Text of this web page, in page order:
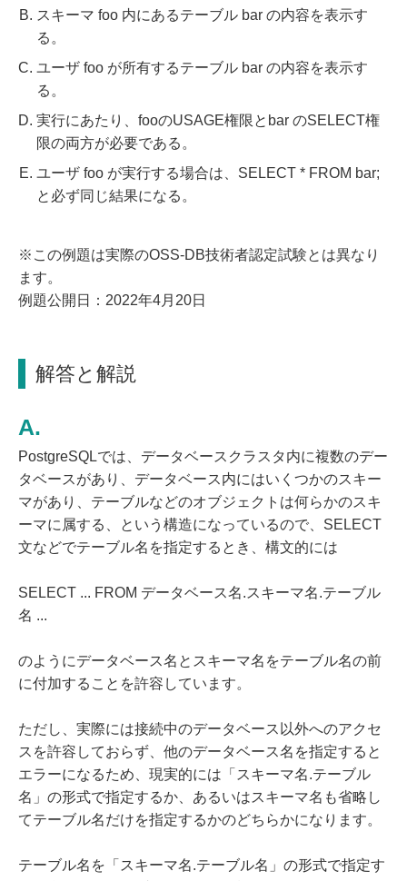
スキーマ foo 内にあるテーブル bar の内容を表示す
る。
ユーザ foo が所有するテーブル bar の内容を表示す
る。
実行にあたり、fooのUSAGE権限とbar のSELECT権
限の両方が必要である。
ユーザ foo が実行する場合は、SELECT * FROM bar;
と必ず同じ結果になる。
※この例題は実際のOSS-DB技術者認定試験とは異なり
ます。
例題公開日：2022年4月20日
解答と解説
PostgreSQLでは、データベースクラスタ内に複数のデー
タベースがあり、データベース内にはいくつかのスキー
マがあり、テーブルなどのオブジェクトは何らかのスキ
ーマに属する、という構造になっているので、SELECT
文などでテーブル名を指定するとき、構文的には
SELECT ... FROM データベース名.スキーマ名.テーブル
名 ...
のようにデータベース名とスキーマ名をテーブル名の前
に付加することを許容しています。
ただし、実際には接続中のデータベース以外へのアクセ
スを許容しておらず、他のデータベース名を指定すると
エラーになるため、現実的には「スキーマ名.テーブル
名」の形式で指定するか、あるいはスキーマ名も省略し
てテーブル名だけを指定するかのどちらかになります。
テーブル名を「スキーマ名.テーブル名」の形式で指定す